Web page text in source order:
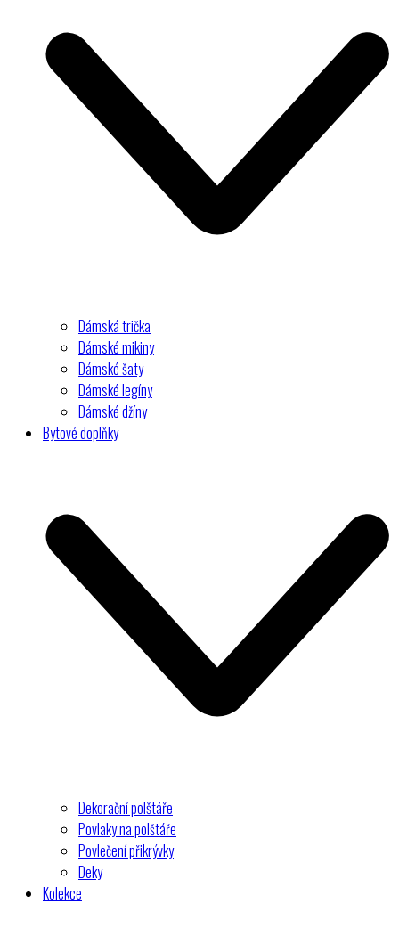
Dámská trička
Dámské mikiny
Dámské šaty
Dámské legíny
Dámské džíny
Bytové doplňky
Dekorační polštáře
Povlaky na polštáře
Povlečení přikrývky
Deky
Kolekce